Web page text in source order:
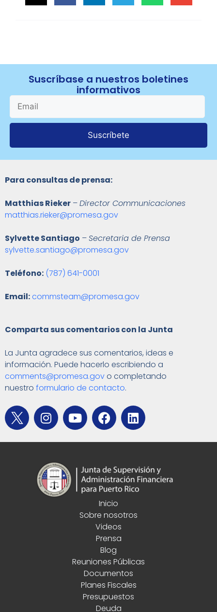
Suscríbase a nuestros boletines
informativos
Suscríbete
Para consultas de prensa:
Matthias Rieker –Director Communicaciones
matthias.rieker@promesa.gov
Sylvette Santiago –Secretaria de Prensa
sylvette.santiago@promesa.gov
Teléfono: (787) 641-0001
Email:commsteam@promesa.gov
Comparta sus comentarios con la Junta
La Junta agradece sus comentarios, ideas e
información. Puede hacerlo escribiendo a
comments@promesa.govo completando
nuestro formulario de contacto.
Inicio
Sobre nosotros
Videos
Prensa
Blog
Reuniones Públicas
Documentos
Planes Fiscales
Presupuestos
Deuda